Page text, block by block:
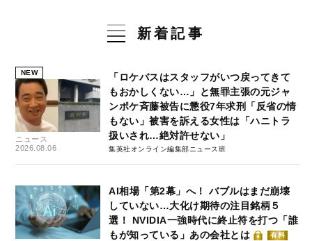
新着記事
NEW
ニュース
2026.08.06
「ロケバスはスタッフがいつ戻ってきて
もおかしくない…」と無罪主張の元ジャ
ンポケ斉藤被告に懲役7年求刑「反省の情
もない」被害を訴える女性は「ハニトラ
扱いされ…絶対許せない」
集英社オンライン編集部ニュース班
AI相場「第2幕」へ！ バブルはまだ崩壊
していない…大化け期待の注目銘柄５
選！ NVIDIA一強時代に終止符を打つ「誰
もが知っている」あの会社とは
有料